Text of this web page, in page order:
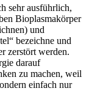
sehr ausführlich,
Bioplasmakörper
und
bezeichne und
zerstört werden.
darauf
zu machen, weil
einfach nur